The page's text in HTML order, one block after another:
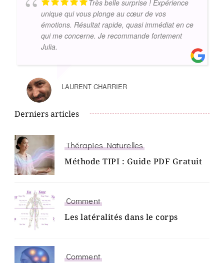
Très belle surprise ! Expérience
unique qui vous plonge au cœur de vos
émotions. Résultat rapide, quasi immédiat en ce
qui me concerne. Je recommande fortement
Julia.
LAURENT CHARRIER
Derniers articles
Thérapies Naturelles
Méthode TIPI : Guide PDF Gratuit
Comment
Les latéralités dans le corps
Comment